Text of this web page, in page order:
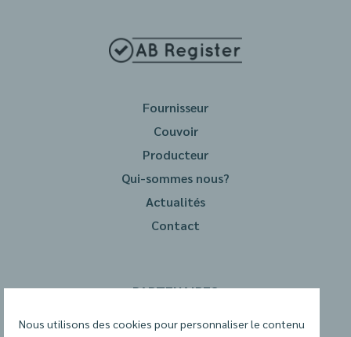
Fournisseur
Couvoir
Producteur
Qui-sommes nous?
Actualités
Contact
PARTENAIRES
Nous utilisons des cookies pour personnaliser le contenu